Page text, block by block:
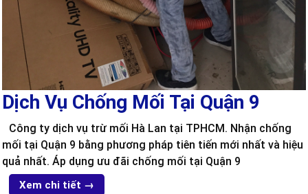
Dịch Vụ Chống Mối Tại Quận 9
Công ty dịch vụ trừ mối Hà Lan tại TPHCM. Nhận chống
mối tại Quận 9 bằng phương pháp tiên tiến mới nhất và hiệu
quả nhất. Áp dụng ưu đãi chống mối tại Quận 9
Xem chi tiết →